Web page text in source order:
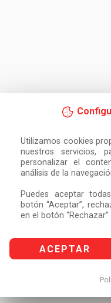
Utilizamos cookies
nuestros servicios,
personalizar el
análisis de la
Puedes aceptar
botón “Aceptar”,
en el botón “Rechazar”
ACEPTAR